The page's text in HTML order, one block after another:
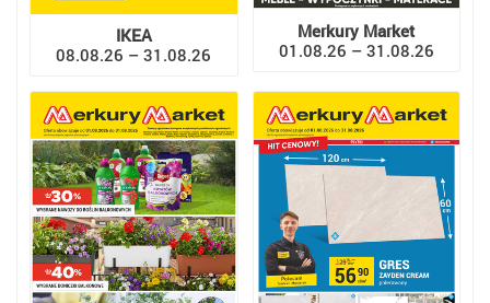
IKEA
08.08.26 – 31.08.26
Merkury Market
01.08.26 – 31.08.26